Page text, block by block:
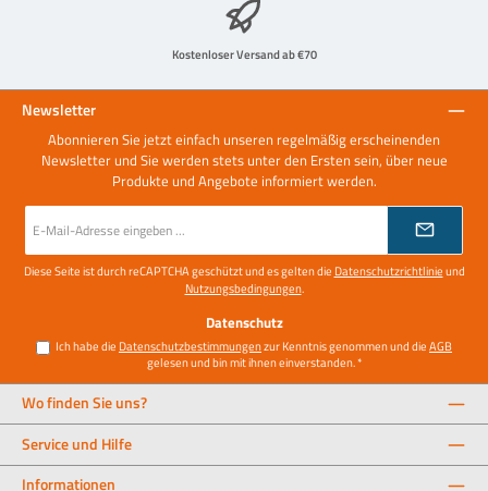
Kostenloser Versand ab €70
Newsletter
Abonnieren Sie jetzt einfach unseren regelmäßig erscheinenden
Newsletter und Sie werden stets unter den Ersten sein, über neue
Produkte und Angebote informiert werden.
E-
Mail-
Adresse
*
Diese Seite ist durch reCAPTCHA geschützt und es gelten die Datenschutzrichtlinieund
Nutzungsbedingungen.
Datenschutz
Ich habe die Datenschutzbestimmungenzur Kenntnis genommen und dieAGB
gelesen und bin mit ihnen einverstanden.*
Wo finden Sie uns?
Service und Hilfe
Informationen